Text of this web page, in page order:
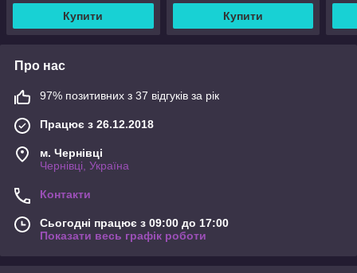
Купити Купити
Про нас
97% позитивних з 37 відгуків за рік
Працює з 26.12.2018
м. Чернівці
Чернівці, Україна
Контакти
Сьогодні працює з 09:00 до 17:00
Показати весь графік роботи